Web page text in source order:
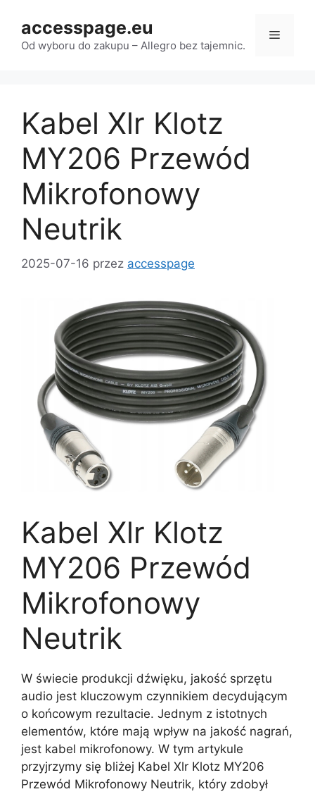
treści
accesspage.eu
Od wyboru do zakupu – Allegro bez tajemnic.
Menu
Kabel Xlr Klotz
MY206 Przewód
Mikrofonowy
Neutrik
2025-07-16 przez accesspage
Kabel Xlr Klotz
MY206 Przewód
Mikrofonowy
Neutrik
W świecie produkcji dźwięku, jakość sprzętu
audio jest kluczowym czynnikiem decydującym
o końcowym rezultacie. Jednym z istotnych
elementów, które mają wpływ na jakość nagrań,
jest kabel mikrofonowy. W tym artykule
przyjrzymy się bliżej Kabel Xlr Klotz MY206
Przewód Mikrofonowy Neutrik, który zdobył